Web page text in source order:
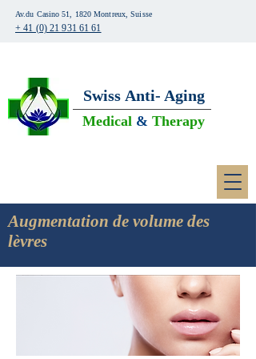
Av.du Casino 51, 1820 Montreux, Suisse
+ 41 (0) 21 931 61 61
Swiss Anti- Aging
Medical & Therapy
Augmentation de volume des
lèvres